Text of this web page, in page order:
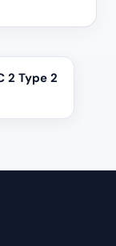
2 Type 2